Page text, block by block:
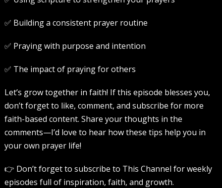
✅ Building a consistent prayer routine
✅ Praying with purpose and intention
✅ The impact of praying for others
Let’s grow together in faith! If this episode blesses you,
don’t forget to like, comment, and subscribe for more
faith-based content. Share your thoughts in the
comments—I’d love to hear how these tips help you in
your own prayer life!
👉 Don’t forget to subscribe to This Channel for weekly
episodes full of inspiration, faith, and growth.